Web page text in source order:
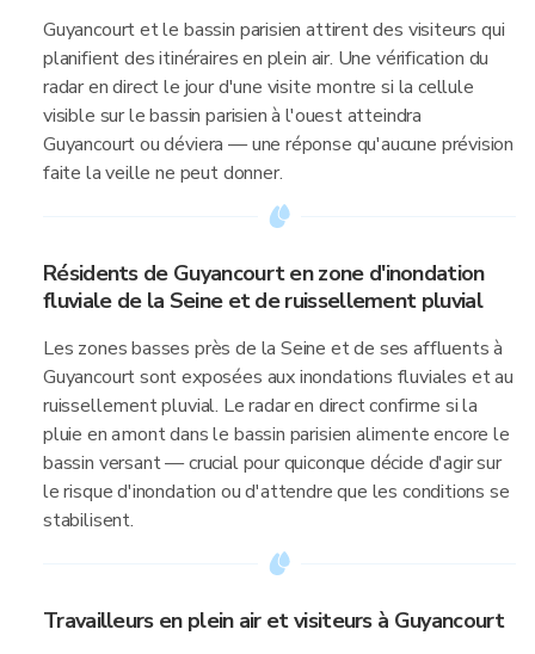
Guyancourt et le bassin parisien attirent des visiteurs qui
planifient des itinéraires en plein air. Une vérification du
radar en direct le jour d'une visite montre si la cellule
visible sur le bassin parisien à l'ouest atteindra
Guyancourt ou déviera — une réponse qu'aucune prévision
faite la veille ne peut donner.
Résidents de Guyancourt en zone d'inondation
fluviale de la Seine et de ruissellement pluvial
Les zones basses près de la Seine et de ses affluents à
Guyancourt sont exposées aux inondations fluviales et au
ruissellement pluvial. Le radar en direct confirme si la
pluie en amont dans le bassin parisien alimente encore le
bassin versant — crucial pour quiconque décide d'agir sur
le risque d'inondation ou d'attendre que les conditions se
stabilisent.
Travailleurs en plein air et visiteurs à Guyancourt